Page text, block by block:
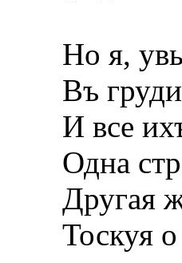
Но я,
Въ
И все
Одна
Другая
Тоскуя о